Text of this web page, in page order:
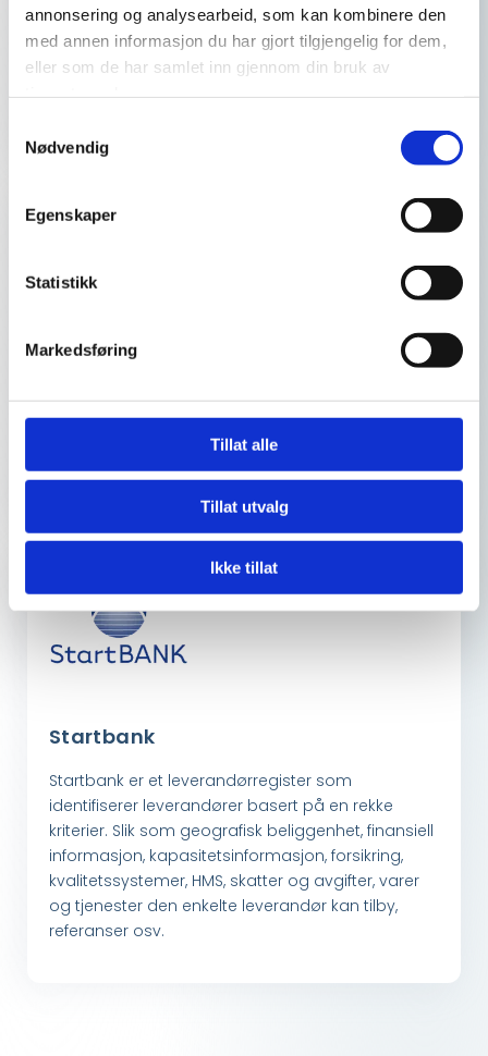
annonsering og analysearbeid, som kan kombinere den
med annen informasjon du har gjort tilgjengelig for dem,
eller som de har samlet inn gjennom din bruk av
Nødvendig
Egenskaper
Statistikk
Markedsføring
Tillat alle
Tillat utvalg
Ikke tillat
FG Godkjent
Felles bransjestandard. FG står for
«Forsikringsselskapenes Godkjennelsesnevnd», og
er en nemnd under Finans Norge.
Miljøfyrtårn er et miljøledelsessystem for offentlige
og private virksomheter som ønsker å
dokumentere sin miljøinnsats.
Startbank
Startbank er et leverandørregister som
identifiserer leverandører basert på en rekke
kriterier. Slik som geografisk beliggenhet, finansiell
informasjon, kapasitetsinformasjon, forsikring,
kvalitetssystemer, HMS, skatter og avgifter, varer
og tjenester den enkelte leverandør kan tilby,
referanser osv.